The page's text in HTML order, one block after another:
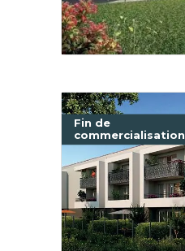
Fin de
commercialisation